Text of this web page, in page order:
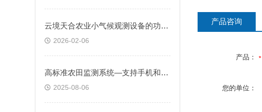
云境天合农业小气候观测设备的功能：能全面监测农业环境，保障作物健康生长
2026-02-06
高标准农田监测系统—支持手机和电脑端访问，方便管理人员随时掌握农田状况
2025-08-06
产品咨询
产品：
您的单位：